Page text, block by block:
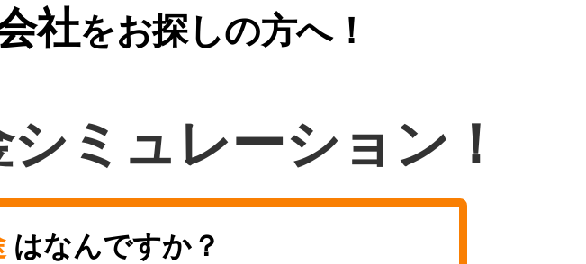
社をお探しの方へ！
ミュレーション！
はなんですか？